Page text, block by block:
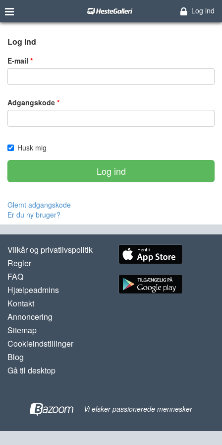
Log ind
Log ind
E-mail
Adgangskode
Husk mig
Log ind
Glemt adgangskode
Er du ny bruger?
Vilkår og privatlivspolitik
Regler
FAQ
Hjælpeadmins
Kontakt
Annoncering
Sitemap
Cookieindstillinger
Blog
Gå til desktop
- Vi elsker passionerede mennesker